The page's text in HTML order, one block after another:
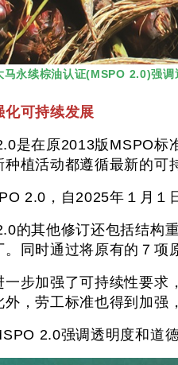
马永续棕油认证(MSPO 2.0)强调
化可持续发展
是在原2013版MSPO标
种植活动都遵循最新的可
2.0，自2025年１月１
的其他修订还包括结构
。同时通过将原有的７项
一步加强了可持续性要求
外，劳工标准也得到加强
2.0强调透明度和道